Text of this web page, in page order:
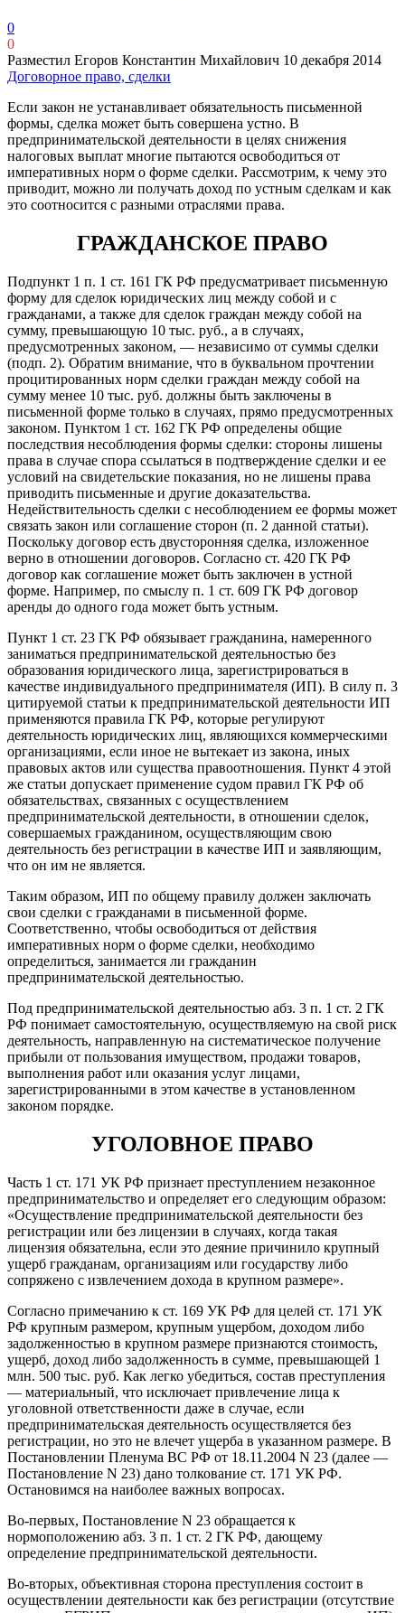
0
0
Разместил Егоров Константин Михайлович 10 декабря 2014
Договорное право, сделки
Если закон не устанавливает обязательность письменной
формы, сделка может быть совершена устно. В
предпринимательской деятельности в целях снижения
налоговых выплат многие пытаются освободиться от
императивных норм о форме сделки. Рассмотрим, к чему это
приводит, можно ли получать доход по устным сделкам и как
это соотносится с разными отраслями права.
ГРАЖДАНСКОЕ ПРАВО
Подпункт 1 п. 1 ст. 161 ГК РФ предусматривает письменную
форму для сделок юридических лиц между собой и с
гражданами, а также для сделок граждан между собой на
сумму, превышающую 10 тыс. руб., а в случаях,
предусмотренных законом, — независимо от суммы сделки
(подп. 2). Обратим внимание, что в буквальном прочтении
процитированных норм сделки граждан между собой на
сумму менее 10 тыс. руб. должны быть заключены в
письменной форме только в случаях, прямо предусмотренных
законом. Пунктом 1 ст. 162 ГК РФ определены общие
последствия несоблюдения формы сделки: стороны лишены
права в случае спора ссылаться в подтверждение сделки и ее
условий на свидетельские показания, но не лишены права
приводить письменные и другие доказательства.
Недействительность сделки с несоблюдением ее формы может
связать закон или соглашение сторон (п. 2 данной статьи).
Поскольку договор есть двусторонняя сделка, изложенное
верно в отношении договоров. Согласно ст. 420 ГК РФ
договор как соглашение может быть заключен в устной
форме. Например, по смыслу п. 1 ст. 609 ГК РФ договор
аренды до одного года может быть устным.
Пункт 1 ст. 23 ГК РФ обязывает гражданина, намеренного
заниматься предпринимательской деятельностью без
образования юридического лица, зарегистрироваться в
качестве индивидуального предпринимателя (ИП). В силу п. 3
цитируемой статьи к предпринимательской деятельности ИП
применяются правила ГК РФ, которые регулируют
деятельность юридических лиц, являющихся коммерческими
организациями, если иное не вытекает из закона, иных
правовых актов или существа правоотношения. Пункт 4 этой
же статьи допускает применение судом правил ГК РФ об
обязательствах, связанных с осуществлением
предпринимательской деятельности, в отношении сделок,
совершаемых гражданином, осуществляющим свою
деятельность без регистрации в качестве ИП и заявляющим,
что он им не является.
Таким образом, ИП по общему правилу должен заключать
свои сделки с гражданами в письменной форме.
Соответственно, чтобы освободиться от действия
императивных норм о форме сделки, необходимо
определиться, занимается ли гражданин
предпринимательской деятельностью.
Под предпринимательской деятельностью абз. 3 п. 1 ст. 2 ГК
РФ понимает самостоятельную, осуществляемую на свой риск
деятельность, направленную на систематическое получение
прибыли от пользования имуществом, продажи товаров,
выполнения работ или оказания услуг лицами,
зарегистрированными в этом качестве в установленном
законом порядке.
УГОЛОВНОЕ ПРАВО
Часть 1 ст. 171 УК РФ признает преступлением незаконное
предпринимательство и определяет его следующим образом:
«Осуществление предпринимательской деятельности без
регистрации или без лицензии в случаях, когда такая
лицензия обязательна, если это деяние причинило крупный
ущерб гражданам, организациям или государству либо
сопряжено с извлечением дохода в крупном размере».
Согласно примечанию к ст. 169 УК РФ для целей ст. 171 УК
РФ крупным размером, крупным ущербом, доходом либо
задолженностью в крупном размере признаются стоимость,
ущерб, доход либо задолженность в сумме, превышающей 1
млн. 500 тыс. руб. Как легко убедиться, состав преступления
— материальный, что исключает привлечение лица к
уголовной ответственности даже в случае, если
предпринимательская деятельность осуществляется без
регистрации, но это не влечет ущерба в указанном размере. В
Постановлении Пленума ВС РФ от 18.11.2004 N 23 (далее —
Постановление N 23) дано толкование ст. 171 УК РФ.
Остановимся на наиболее важных вопросах.
Во-первых, Постановление N 23 обращается к
нормоположению абз. 3 п. 1 ст. 2 ГК РФ, дающему
определение предпринимательской деятельности.
Во-вторых, объективная сторона преступления состоит в
осуществлении деятельности как без регистрации (отсутствие